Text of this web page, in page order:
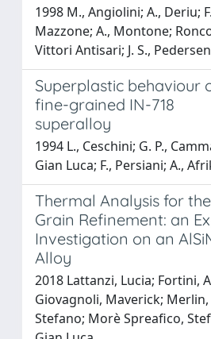
1998 M., Angiolini; A., Deriu;
Mazzone; A., Montone;
Vittori Antisari; J. S., Pedersen
Superplastic behaviour
fine-grained IN-718
superalloy
1994 L., Ceschini; G. P.,
Gian Luca; F., Persiani; A.,
Thermal Analysis for
Grain Refinement: an
Investigation on an
Alloy
2018 Lattanzi, Lucia; Fortini,
Giovagnoli, Maverick;
Stefano; Morè Spreafico,